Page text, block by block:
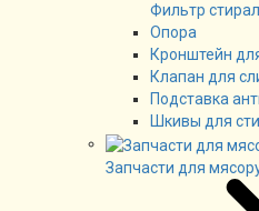
Фильтр
Опора
Кронштейн
Клапан для
Подставка
Шкивы для
Запчасти для